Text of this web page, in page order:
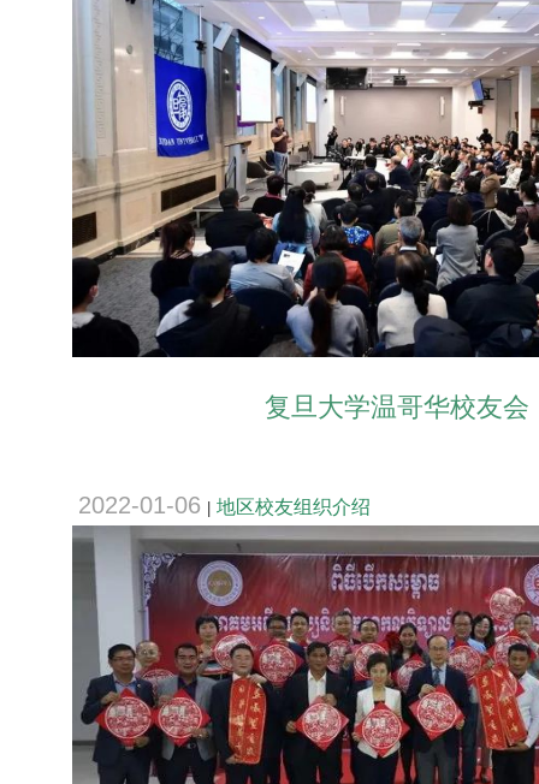
复旦大学温哥华校友会
2022-01-06 地区校友组织介绍